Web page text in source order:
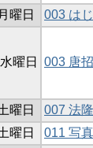
曜日
003 は
曜日 003 唐
曜日
007 法
曜日
011 写